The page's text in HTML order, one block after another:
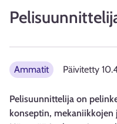
Ammatit Päivitetty
Pelisuunnittelija on
konseptin,